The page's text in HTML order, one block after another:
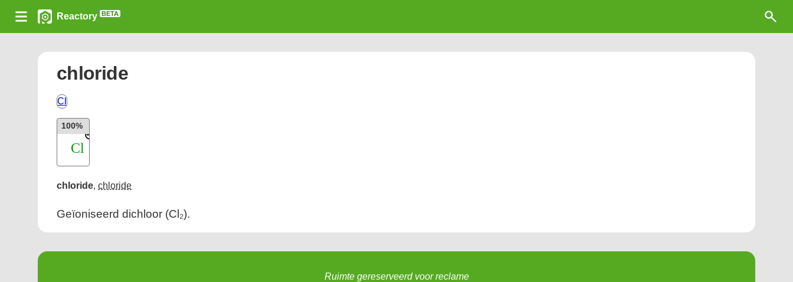
Reactory BETA
chloride
Cl
100%
chloride, chloride
Geïoniseerd dichloor (Cl₂).
Ruimte gereserveerd voor reclame